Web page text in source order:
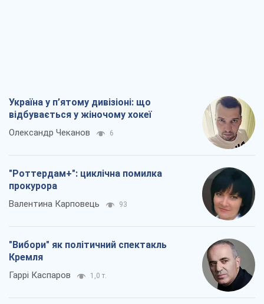
Україна у п’ятому дивізіоні: що
відбувається у жіночому хокеї
Олександр Чеканов 6
"Роттердам+": циклічна помилка
прокурора
Валентина Карповець 93
"Вибори" як політичний спектакль
Кремля
Гаррі Каспаров 1,0 т.